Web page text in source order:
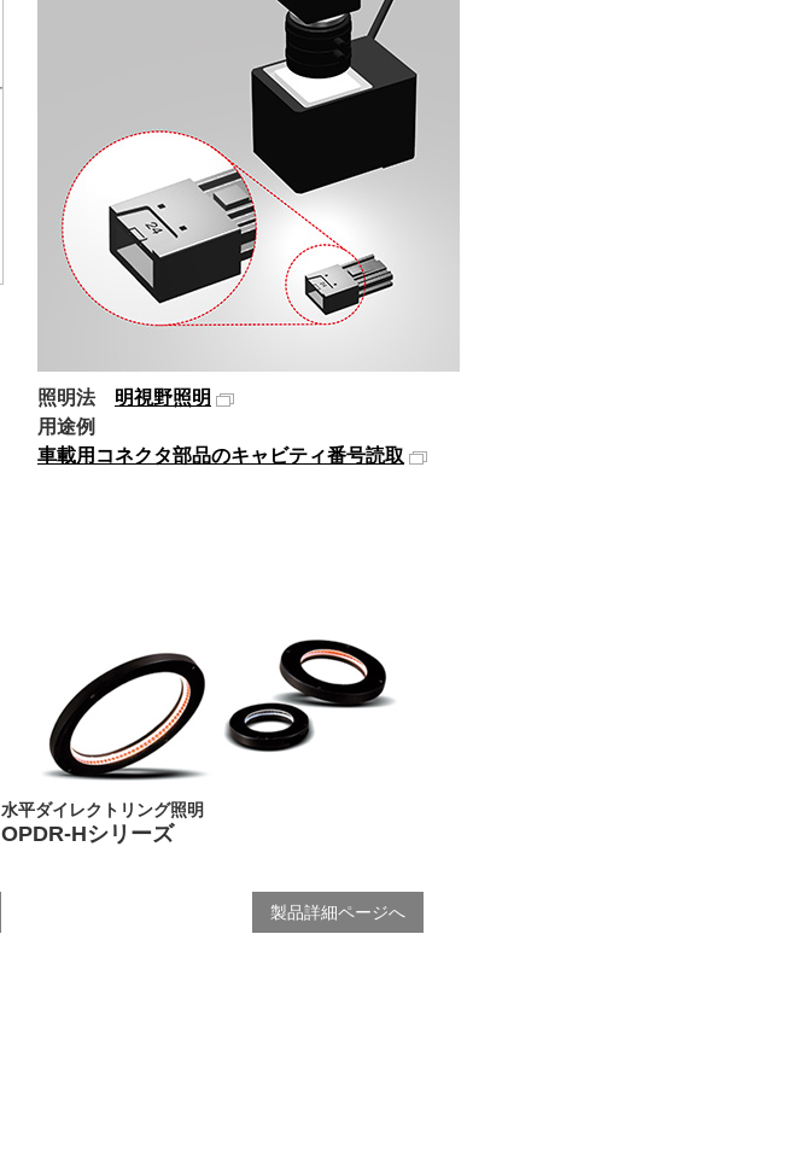
照明法 明視野照明
用途例
車載用コネクタ部品のキャビティ番号読取
水平ダイレクトリング照明
OPDR-Hシリーズ
製品詳細ページへ